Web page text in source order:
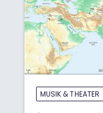
MUSIK & THEATER